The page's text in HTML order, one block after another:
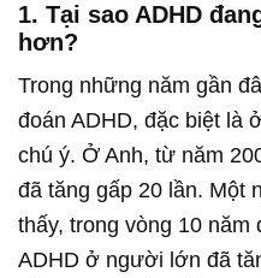
1. Tại sao ADHD
hơn?
Trong những năm gần
đoán ADHD, đặc biệt là
chú ý. Ở Anh, từ năm
đã tăng gấp 20 lần. Một
thấy, trong vòng 10 năm
ADHD ở người lớn đã